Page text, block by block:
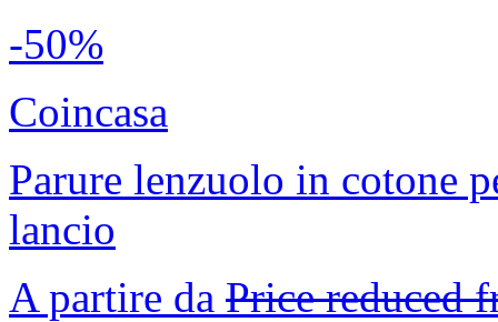
-50%
Coincasa
Parure lenzuolo in cotone
lancio
A partire da Price reduced